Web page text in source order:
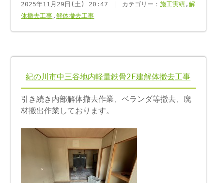
2025年11月29日(土) 20:47 ｜ カテゴリー：施工実績 ,解
体撤去工事 ,解体撤去工事
紀の川市中三谷地内軽量鉄骨2F建解体撤去工事
引き続き内部解体撤去作業、ベランダ等撤去、廃
材搬出作業しております。